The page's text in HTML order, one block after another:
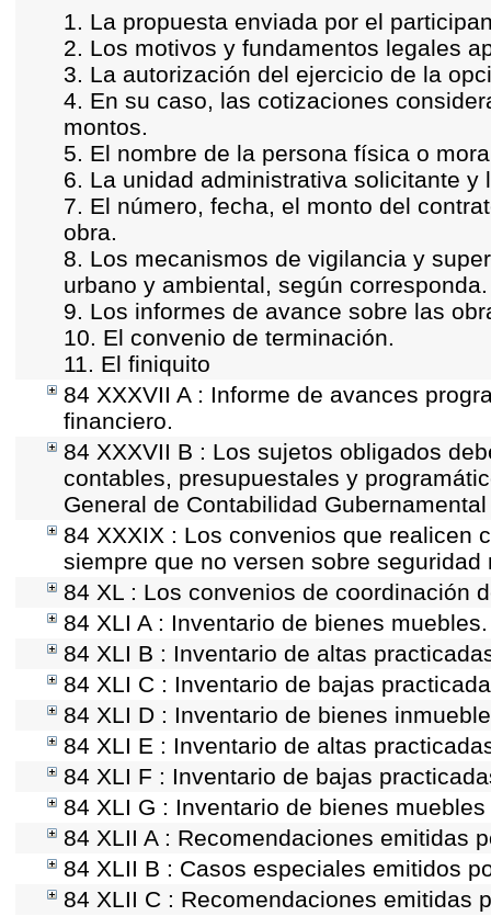
1. La propuesta enviada por el
2. Los motivos y fundamentos legales
3. La autorización del ejercicio de la
4. En su caso, las cotizaciones
montos.
5. El nombre de la persona física o
6. La unidad administrativa solicitante
7. El número, fecha, el monto del
obra.
8. Los mecanismos de vigilancia y
urbano y ambiental, según corresponda.
9. Los informes de avance sobre las
10. El convenio de terminación.
11. El finiquito
84 XXXVII A : Informe de avances
financiero.
84 XXXVII B : Los sujetos obligados
contables, presupuestales y
General de Contabilidad
84 XXXIX : Los convenios que realicen
siempre que no versen sobre
84 XL : Los convenios de coordinación
84 XLI A : Inventario de bienes muebles.
84 XLI B : Inventario de altas
84 XLI C : Inventario de bajas
84 XLI D : Inventario de bienes
84 XLI E : Inventario de altas
84 XLI F : Inventario de bajas
84 XLI G : Inventario de bienes
84 XLII A : Recomendaciones emitidas
84 XLII B : Casos especiales emitidos
84 XLII C : Recomendaciones emitidas